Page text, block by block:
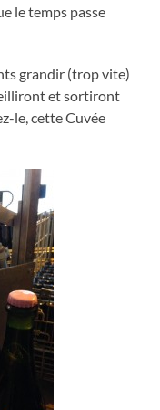
le temps passe
grandir (trop vite)
et sortiront
le, cette Cuvée